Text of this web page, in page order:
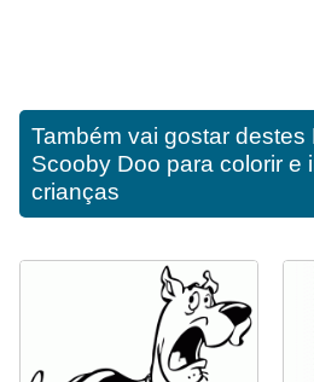
Também vai gostar destes
Scooby Doo para colorir e
crianças